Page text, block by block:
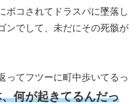
ボコされてドラスパに墜落し
ンでして、未だにその死骸が
ってフツーに町中歩いてるっ
何が起きてるんだっ